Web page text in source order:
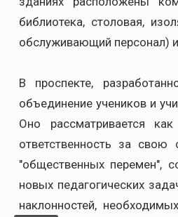
библиотека, столовая,
обслуживающий персонал) и
В проспекте,
объединение учеников и
Оно рассматривается
ответственность за
"общественных перемен",
новых педагогических
наклонностей,